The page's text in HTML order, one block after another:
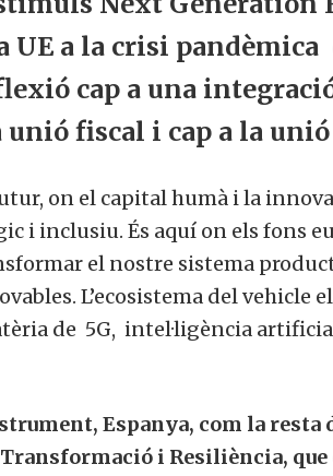
UE a la crisi pandèmica
cap a una integració
unió fiscal i cap a la
on el capital humà i la
i inclusiu. És aquí on els fons
el nostre sistema
L’ecosistema del vehicle
de 5G, intel·ligència
Espanya, com la resta
i Resiliència, que
Si, vull col·laborar